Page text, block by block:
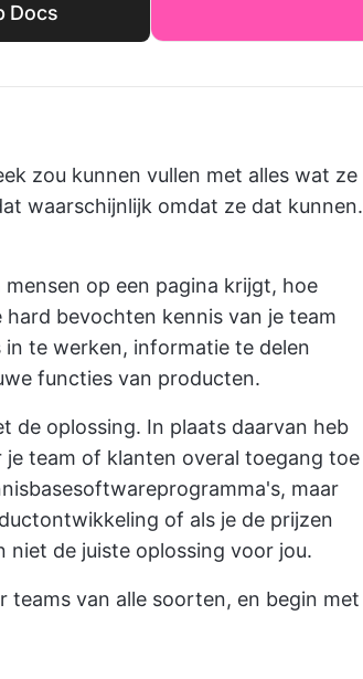
Docs
zou kunnen vullen met alles wat ze
waarschijnlijk omdat ze dat kunnen.
op een pagina krijgt, hoe
bevochten kennis van je team
te werken, informatie te delen
functies van producten.
de oplossing. In plaats daarvan heb
team of klanten overal toegang toe
maar
of als je de prijzen
de juiste oplossing voor jou.
teams van alle soorten, en begin met